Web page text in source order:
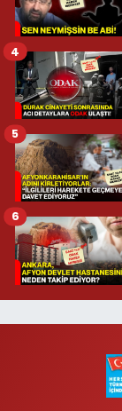
4
5
6